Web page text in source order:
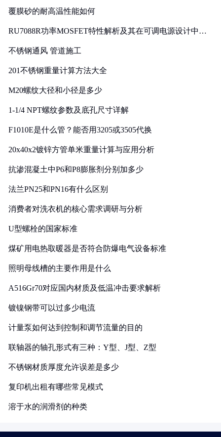
覆膜砂的耐高温性能如何
RU7088R功率MOSFET特性解析及其在可调电源设计中的
不锈钢通风 管道施工
201不锈钢重量计算方法大全
M20螺纹大径和小径是多少
1-1/4 NPT螺纹参数及底孔尺寸详解
F1010E是什么管？能否用3205或3505代换
20x40x2镀锌方管单米重量计算与应用分析
抗渗混凝土中P6和P8膨胀剂分别加多少
法兰PN25和PN16有什么区别
消费者对洗衣机的核心需求调研与分析
U型螺栓的国家标准
煤矿用电热取暖器是否符合防爆电气设备标准
照明母线槽的主要作用是什么
A516Gr70对应国内材质及低温冲击要求解析
镀镍钢带可以过多少电流
计量泵如何达到控制和调节流量的目的
联轴器的轴孔形式有三种：Y型、J型、Z型
不锈钢材质厚度允许误差是多少
复印机出租有哪些常见模式
溶于水的润滑剂的种类